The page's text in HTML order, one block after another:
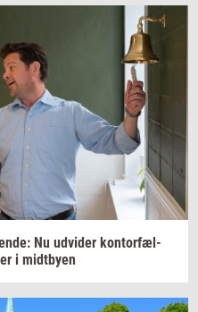
Nu ud­vi­der kon­tor­fæl­
i midt­by­en